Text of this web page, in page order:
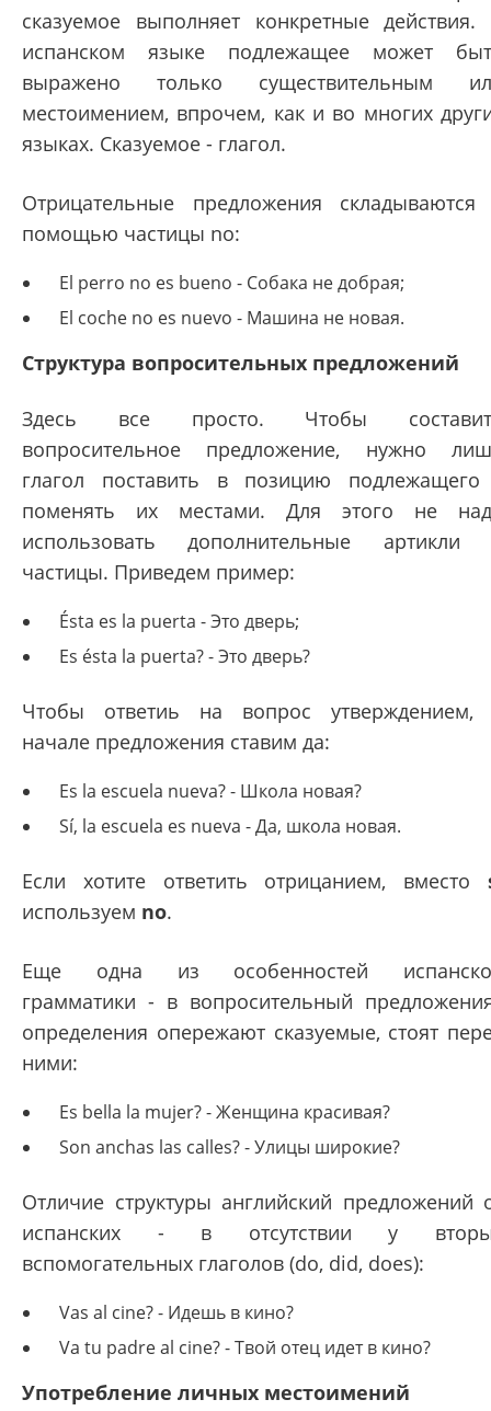
сказуемое выполняет конкретные действия.
испанском языке подлежащее может
выражено только существительным
местоимением, впрочем, как и во многих
языках. Сказуемое - глагол.
Отрицательные предложения складываются
помощью частицы no:
El perro no es bueno - Собака не добрая;
El coche no es nuevo - Машина не новая.
Структура вопросительных предложений
Здесь все просто. Чтобы
вопросительное предложение, нужно
глагол поставить в позицию
поменять их местами. Для этого не
использовать дополнительные артикли
частицы. Приведем пример:
Ésta es la puerta - Это дверь;
Es ésta la puerta? - Это дверь?
Чтобы ответиь на вопрос утверждением,
начале предложения ставим да:
Es la escuela nueva? - Школа новая?
Sí, la escuela es nueva - Да, школа новая.
Если хотите ответить отрицанием, вместо
используем no.
Еще одна из особенностей
грамматики - в вопросительный
определения опережают сказуемые, стоят
ними:
Es bella la mujer? - Женщина красивая?
Son anchas las calles? - Улицы широкие?
Отличие структуры английский предложений
испанских - в отсутствии у
вспомогательных глаголов (do, did, does):
Vas al cine? - Идешь в кино?
Va tu padre al cine? - Твой отец идет в кино?
Употребление личных местоимений